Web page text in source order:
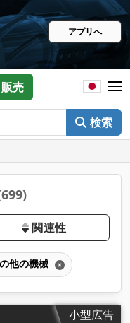
アプリへ
検索
販売
関連性
他の機械
小型広告